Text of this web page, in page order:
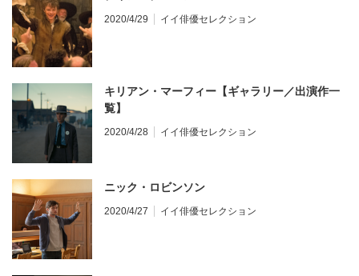
2020/4/29 イイ俳優セレクション
キリアン・マーフィー【ギャラリー／出演作一
覧】
2020/4/28 イイ俳優セレクション
ニック・ロビンソン
2020/4/27 イイ俳優セレクション